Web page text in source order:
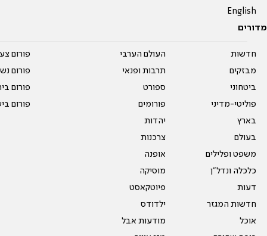
English
מדורים
חדשות
מבזקים
ביטחוני
פוליטי-מדיני
בארץ
בעולם
משפט ופלילים
כלכלה ונדל"ן
דעות
חדשות המגזר
אוכל
העולם הערבי
תרבות ופנאי
ספורט
פורומים
יהדות
צרכנות
אופנה
מוסיקה
פיוטקאסט
ילדודס
מודעות אבל
פורום
פורום
פורום
פורום